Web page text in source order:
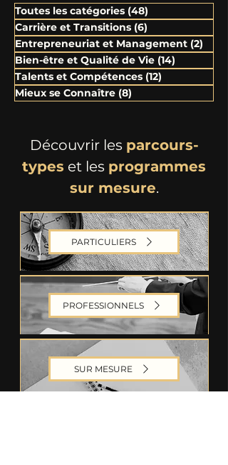
Toutes les catégories (48)
Carrière et Transitions (6)
Entrepreneuriat et Management (2)
Bien-être et Qualité de Vie (14)
Talents et Compétences (12)
Mieux se Connaître (8)
Découvrir les parcours-
types et les programmes
sur mesure.
PARTICULIERS
PROFESSIONNELS
SUR MESURE